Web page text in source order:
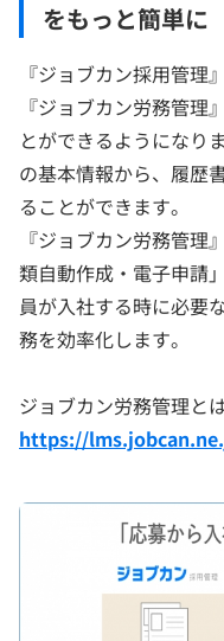
をもっと簡単に
『ジョブカン採用管理
『ジョブカン労務管理
とができるようになり
の基本情報から、履歴
ることができます。
『ジョブカン労務管理
類自動作成・電子申請
員が入社する時に必要
務を効率化します。
ジョブカン労務管理と
https://